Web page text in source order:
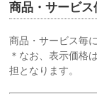
商品・サービス
商品・サービス毎
＊なお、表示価格
担となります。